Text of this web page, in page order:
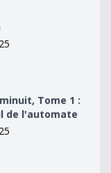
réveil de
Tome 1 :
de l'automate